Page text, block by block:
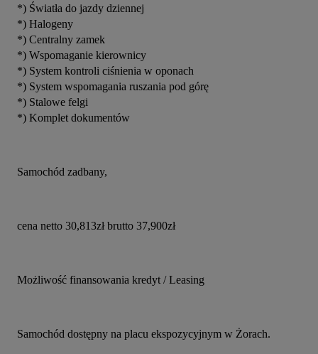
*) Światła do jazdy dziennej
*) Halogeny
*) Centralny zamek
*) Wspomaganie kierownicy
*) System kontroli ciśnienia w oponach
*) System wspomagania ruszania pod górę
*) Stalowe felgi
*) Komplet dokumentów
Samochód zadbany,
cena netto 30,813zł brutto 37,900zł
Możliwość finansowania kredyt / Leasing
Samochód dostępny na placu ekspozycyjnym w Żorach.